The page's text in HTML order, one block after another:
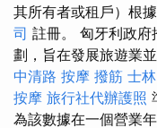
其所有者或租戶）根
司 註冊。 匈牙利政
劃，旨在發展旅遊業
中清路 按摩 撥筋 士
按摩 旅行社代辦護照
為該數據在一個營業